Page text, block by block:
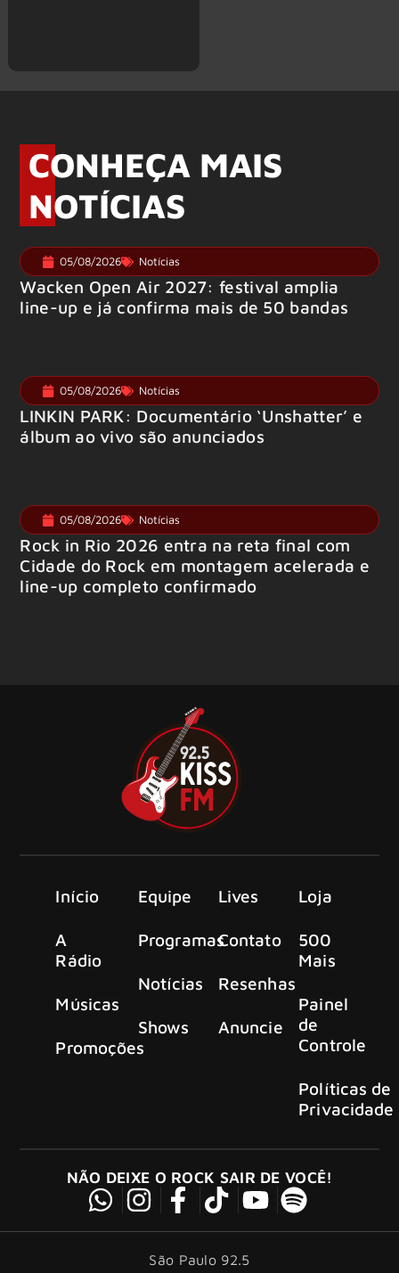
CONHEÇA MAIS
NOTÍCIAS
05/08/2026 Notícias
Wacken Open Air 2027: festival amplia
line-up e já confirma mais de 50 bandas
05/08/2026 Notícias
LINKIN PARK: Documentário ‘Unshatter’ e
álbum ao vivo são anunciados
05/08/2026 Notícias
Rock in Rio 2026 entra na reta final com
Cidade do Rock em montagem acelerada e
line-up completo confirmado
Início
A
Rádio
Músicas
Promoções
Equipe
Programas
Notícias
Shows
Lives
Contato
Resenhas
Anuncie
Loja
500
Mais
Painel
de
Controle
Políticas de
Privacidade
NÃO DEIXE O ROCK SAIR DE VOCÊ!
São Paulo 92.5